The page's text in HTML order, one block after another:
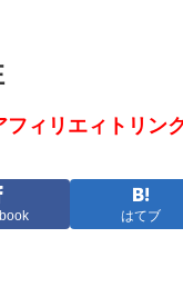
ィリエィトリン
はてブ